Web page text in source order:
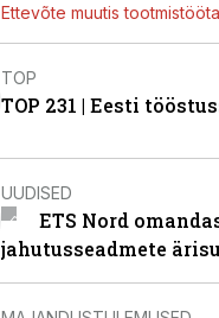
Ettevõte muutis
TOP
TOP 231 | Eesti
UUDISED
ETS Nord
jahutusseadmete